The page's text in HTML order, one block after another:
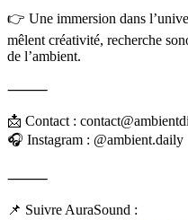
👉 Une immersion dans
mêlent créativité, recherche
de l’ambient.
⸻
📩 Contact :
🎧 Instagram : @ambient.daily
⸻
📌 Suivre AuraSound :